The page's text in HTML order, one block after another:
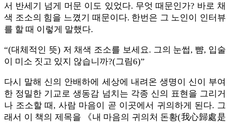
서 반세기 넘게 머문 이도 있었다. 무엇 때문인가? 바로 채
색 조소의 힘을 느꼈기 때문이다. 한번은 그 노인이 인터뷰
를 할 때 이렇게 말했다.
“(대체적인 뜻) 저 채색 조소를 보세요. 그의 눈썹, 뺨, 입술
이 미소 짓고 있지 않습니까?(그림6)”
다시 말해 신의 안배하에 세상에 내려온 생명이 신이 부여
한 정밀한 기교로 생동감 넘치는 각종 신의 표현을 그리거
나 조소할 때, 사람 마음이 곧 이곳에서 귀의하게 된다. 그
래서 이 책의 제목을 《내 마음의 귀의처 돈황(我心歸處是